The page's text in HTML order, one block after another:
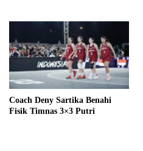
Coach Deny Sartika Benahi
Fisik Timnas 3×3 Putri